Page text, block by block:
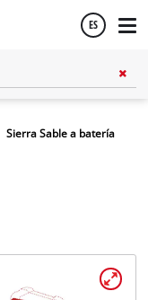
ES
Sierra Sable a batería